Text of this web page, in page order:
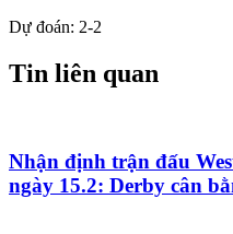
Dự đoán: 2-2
Tin liên quan
Nhận định trận đấu
ngày 15.2: Derby cân